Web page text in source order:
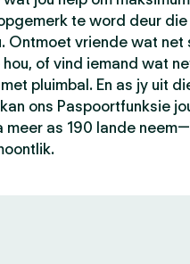
te word deur die
Ontmoet vriende wat net
of vind iemand wat
pluimbal. En as jy uit
ons Paspoortfunksie
meer as 190 lande